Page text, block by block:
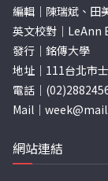
編輯｜陳瑞斌、田
英文校對｜LeAnn
發行｜銘傳大學
地址｜111台北市
電話｜
Mail｜
網站連結